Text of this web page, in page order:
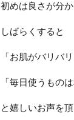
初めは良さが分
しばらくすると
「お肌がバリバ
「毎日使うもの
と嬉しいお声を頂